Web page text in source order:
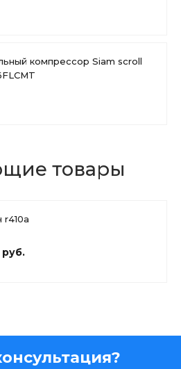
компрессор Siam scroll
товары